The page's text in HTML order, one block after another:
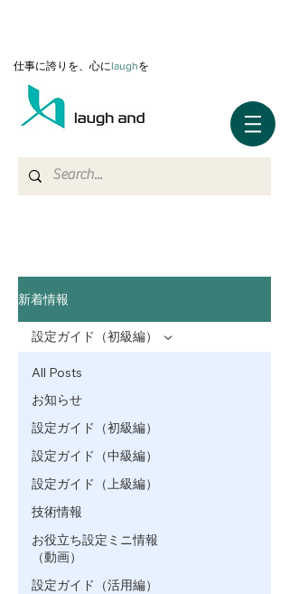
仕事に誇りを、心にlaughを
新着情報
All Posts
お知らせ
設定ガイド（初級編）
設定ガイド（中級編）
設定ガイド（上級編）
技術情報
お役立ち設定ミニ情報
（動画）
設定ガイド（活用編）
設定ガイド（初級編）